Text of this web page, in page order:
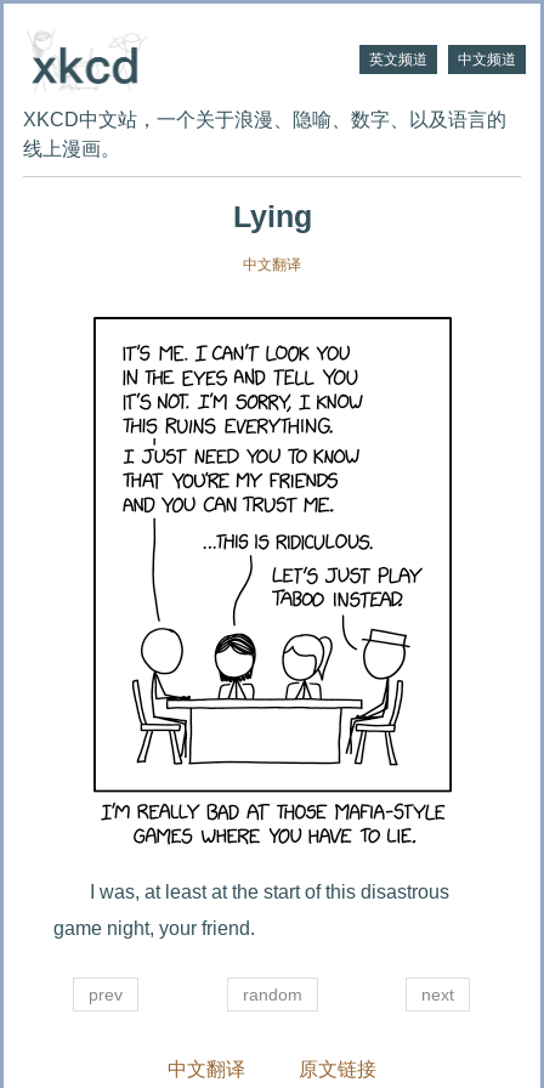
英文频道 中文频道
XKCD中文站，一个关于浪漫、隐喻、数字、以及语言的
线上漫画。
Lying
中文翻译
I was, at least at the start of this disastrous
game night, your friend.
prev next
random
中文翻译 原文链接